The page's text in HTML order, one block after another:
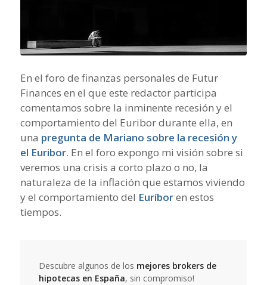
En el foro de finanzas personales de Futur
Finances en el que este redactor participa
comentamos sobre la inminente recesión y el
comportamiento del Euribor durante ella, en
una pregunta de Mariano sobre la recesión y
el Euribor. En el foro expongo mi visión sobre si
veremos una crisis a corto plazo o no, la
naturaleza de la inflación que estamos viviendo
y el comportamiento del Euríboren estos
tiempos.
Descubre algunos de los mejores brokers de
hipotecas en España, sin compromiso!